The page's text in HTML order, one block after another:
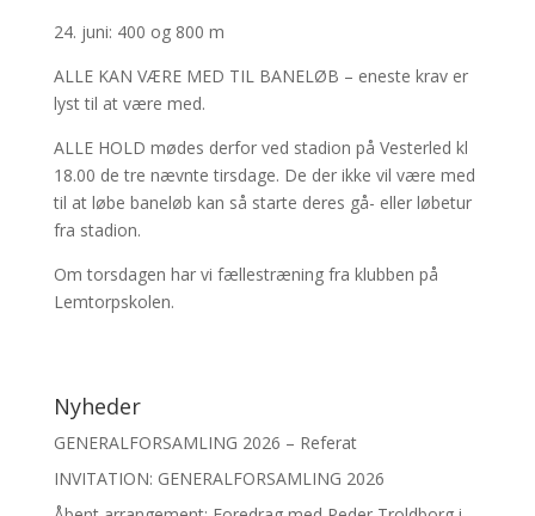
24. juni: 400 og 800 m
ALLE KAN VÆRE MED TIL BANELØB – eneste krav er
lyst til at være med.
ALLE HOLD mødes derfor ved stadion på Vesterled kl
18.00 de tre nævnte tirsdage. De der ikke vil være med
til at løbe baneløb kan så starte deres gå- eller løbetur
fra stadion.
Om torsdagen har vi fællestræning fra klubben på
Lemtorpskolen.
Nyheder
GENERALFORSAMLING 2026 – Referat
INVITATION: GENERALFORSAMLING 2026